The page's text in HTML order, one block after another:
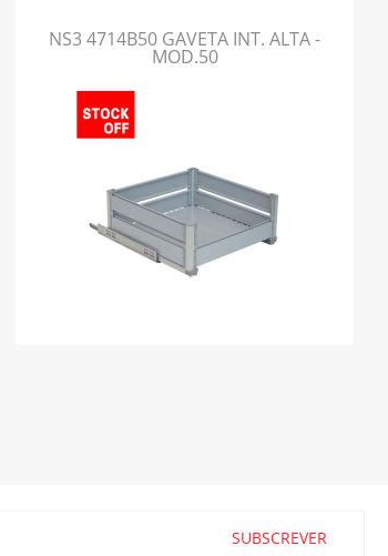
NS3 4714B50 GAVETA INT. ALTA -
MOD.50
SUBSCREVER